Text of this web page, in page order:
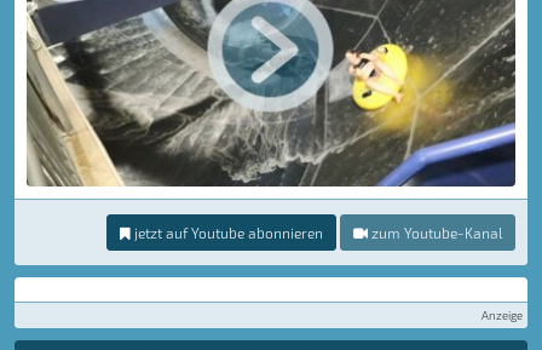
jetzt auf Youtube abonnieren zum Youtube-Kanal
Anzeige